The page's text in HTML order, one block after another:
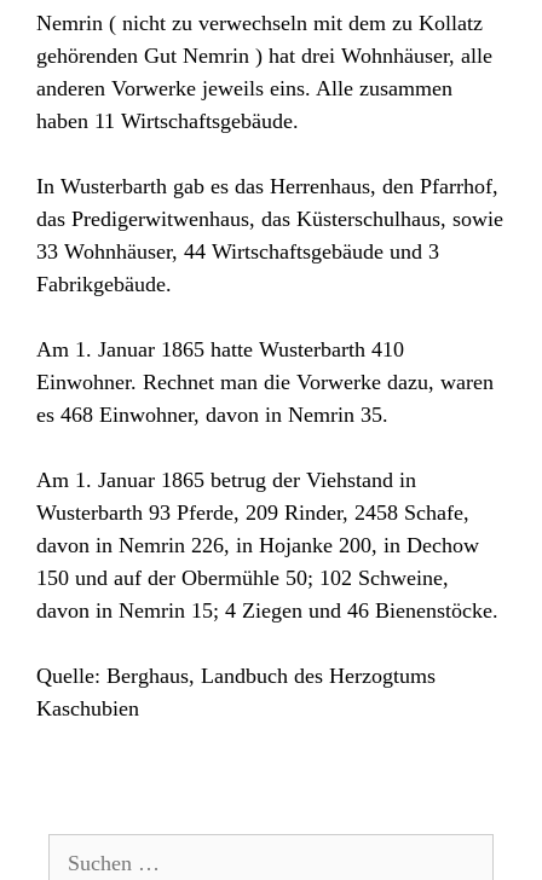
Nemrin ( nicht zu verwechseln mit dem zu Kollatz
gehörenden Gut Nemrin ) hat drei Wohnhäuser, alle
anderen Vorwerke jeweils eins. Alle zusammen
haben 11 Wirtschaftsgebäude.
In Wusterbarth gab es das Herrenhaus, den Pfarrhof,
das Predigerwitwenhaus, das Küsterschulhaus, sowie
33 Wohnhäuser, 44 Wirtschaftsgebäude und 3
Fabrikgebäude.
Am 1. Januar 1865 hatte Wusterbarth 410
Einwohner. Rechnet man die Vorwerke dazu, waren
es 468 Einwohner, davon in Nemrin 35.
Am 1. Januar 1865 betrug der Viehstand in
Wusterbarth 93 Pferde, 209 Rinder, 2458 Schafe,
davon in Nemrin 226, in Hojanke 200, in Dechow
150 und auf der Obermühle 50; 102 Schweine,
davon in Nemrin 15; 4 Ziegen und 46 Bienenstöcke.
Quelle: Berghaus, Landbuch des Herzogtums
Kaschubien